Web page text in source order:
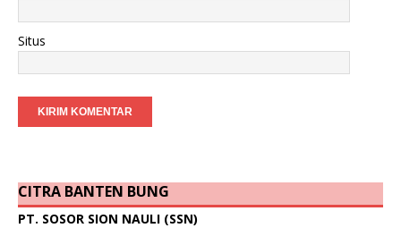
Situs
CITRA BANTEN BUNG
PT. SOSOR SION NAULI (SSN)